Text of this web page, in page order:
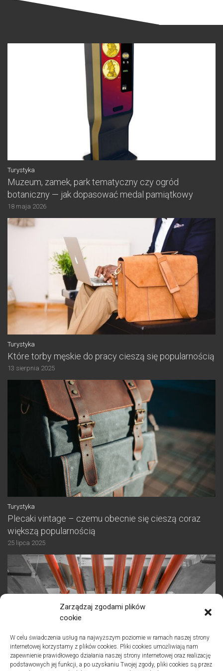
Zarządzaj zgodami plików
cookie
W celu świadczenia usług na najwyższym poziomie w ramach naszej strony
internetowej korzystamy z plików cookies. Pliki cookies umożliwiają nam
zapewnienie prawidłowego działania naszej strony internetowej oraz realizację
podstawowych jej funkcji, a po uzyskaniu Twojej zgody, pliki cookies są przez
Turystyka
Muzeum, zamek, park tematyczny czy ogród
botaniczny — jak dopasować medal pamiątkowy
18 maja 2026
Turystyka
Które torby męskie do pracy cieszą się popularnością
13 sierpnia 2025
Turystyka
Plecaki vintage – czemu obecnie się cieszą coraz
większą popularnością
25 lipca 2025